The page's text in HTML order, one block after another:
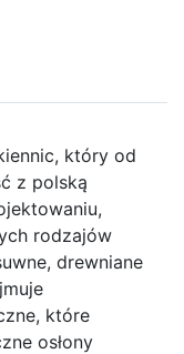
który od
z polską
rodzajów
drewniane
które
osłony